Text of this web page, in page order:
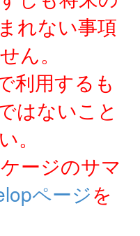
れない事項
ん。
利用するも
はないこと
。
ージのサマ
ページを